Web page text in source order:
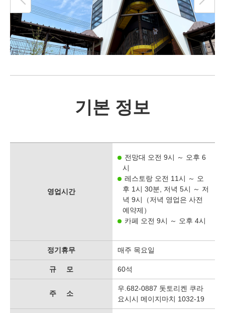
기본 정보
영업시간
전망대 오전 9시 ～ 오후 6
시
레스토랑 오전 11시 ～ 오
후 1시 30분, 저녁 5시 ～ 저
녁 9시（저녁 영업은 사전
예약제）
카페 오전 9시 ～ 오후 4시
정기휴무 매주 목요일
규 모 60석
주 소
우.682-0887 돗토리켄 쿠라
요시시 메이지마치 1032-19